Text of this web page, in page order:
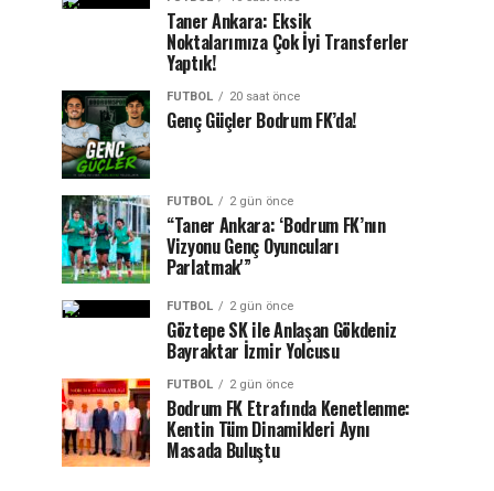
Taner Ankara: Eksik
Noktalarımıza Çok İyi Transferler
Yaptık!
FUTBOL 20 saat önce
Genç Güçler Bodrum FK’da!
FUTBOL 2 gün önce
“Taner Ankara: ‘Bodrum FK’nın
Vizyonu Genç Oyuncuları
Parlatmak'”
FUTBOL 2 gün önce
Göztepe SK ile Anlaşan Gökdeniz
Bayraktar İzmir Yolcusu
FUTBOL 2 gün önce
Bodrum FK Etrafında Kenetlenme:
Kentin Tüm Dinamikleri Aynı
Masada Buluştu